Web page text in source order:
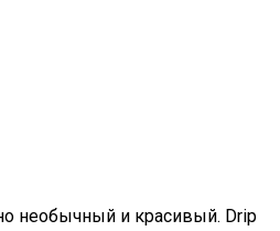
необычный и красивый. Drip